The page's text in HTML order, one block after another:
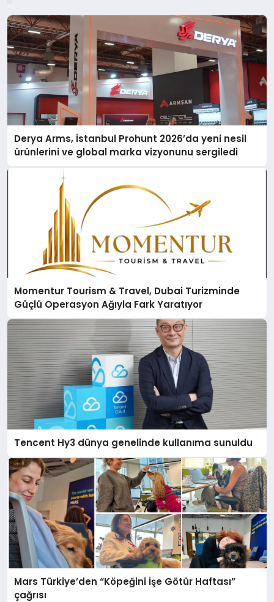
Derya Arms, İstanbul Prohunt 2026’da yeni nesil
ürünlerini ve global marka vizyonunu sergiledi
Momentur Tourism & Travel, Dubai Turizminde
Güçlü Operasyon Ağıyla Fark Yaratıyor
Tencent Hy3 dünya genelinde kullanıma sunuldu
Mars Türkiye’den “Köpeğini İşe Götür Haftası”
çağrısı